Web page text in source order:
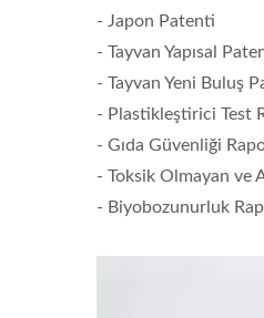
- Japon Patenti
- Tayvan Yapısal
- Tayvan Yeni Buluş
- Plastikleştirici Test
- Gıda Güvenliği
- Toksik Olmayan ve
- Biyobozunurluk